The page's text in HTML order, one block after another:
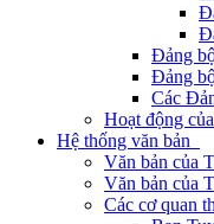
Đảng
Đảng
Các
Hoạt động
Hệ thống văn bản
Văn bản của
Văn bản của
Các cơ quan